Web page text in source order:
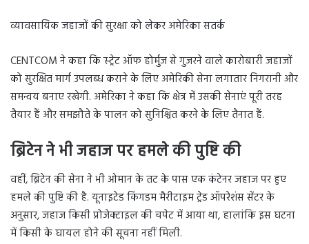
व्यावसायिक जहाजों की सुरक्षा को लेकर अमेरिका सतर्क
CENTCOM ने कहा कि स्ट्रेट ऑफ होर्मुज से गुजरने वाले कारोबारी जहाजों
को सुरक्षित मार्ग उपलब्ध कराने के लिए अमेरिकी सेना लगातार निगरानी और
समन्वय बनाए रखेगी. अमेरिका ने कहा कि क्षेत्र में उसकी सेनाएं पूरी तरह
तैयार हैं और समझौते के पालन को सुनिश्चित करने के लिए तैनात हैं.
ब्रिटेन ने भी जहाज पर हमले की पुष्टि की
वहीं, ब्रिटेन की सेना ने भी ओमान के तट के पास एक कंटेनर जहाज पर हुए
हमले की पुष्टि की है. यूनाइटेड किंगडम मैरीटाइम ट्रेड ऑपरेशंस सेंटर के
अनुसार, जहाज किसी प्रोजेक्टाइल की चपेट में आया था, हालांकि इस घटना
में किसी के घायल होने की सूचना नहीं मिली.